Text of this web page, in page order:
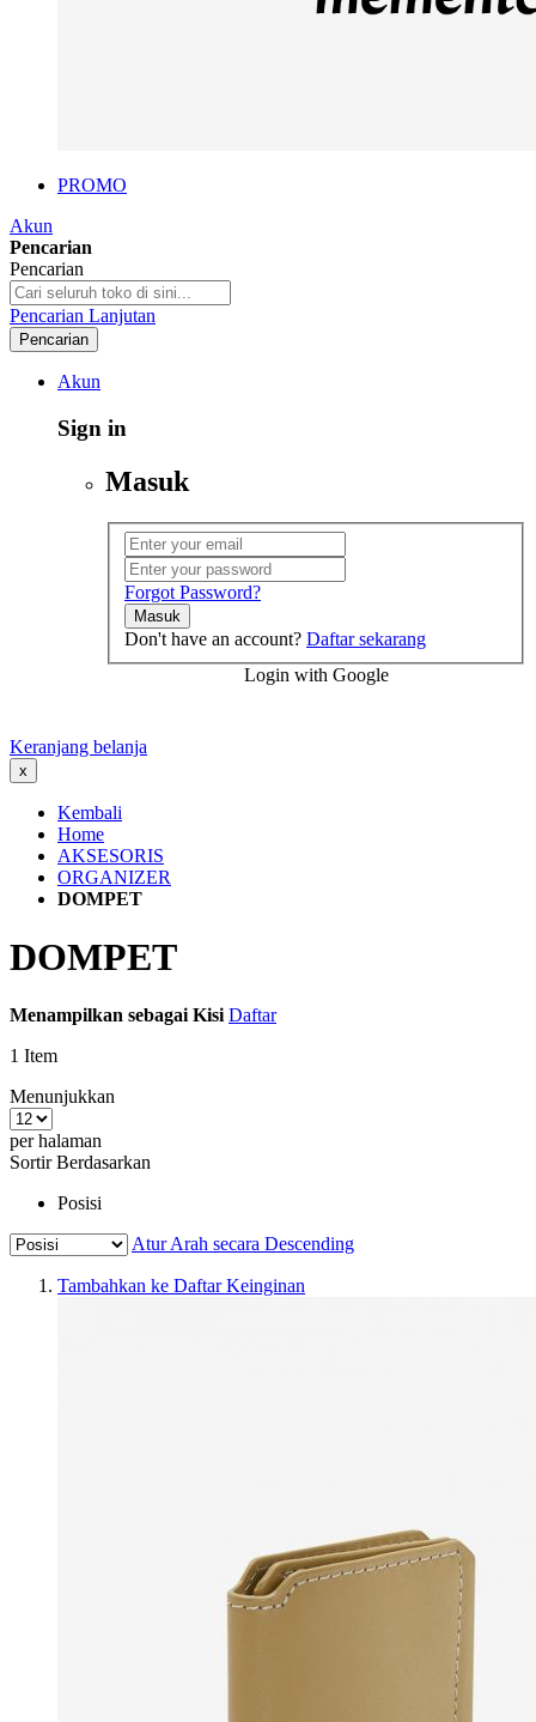
PROMO
Akun
Pencarian
Pencarian
Pencarian Lanjutan
Pencarian
Akun
Sign in
Masuk
Forgot Password?
Masuk
Don't have an account? Daftar sekarang
Login with Google
Keranjang belanja
x
Kembali
Home
AKSESORIS
ORGANIZER
DOMPET
DOMPET
Menampilkan sebagai Kisi Daftar
1 Item
Menunjukkan
per halaman
Sortir Berdasarkan
Posisi
Atur Arah secara Descending
Tambahkan ke Daftar Keinginan